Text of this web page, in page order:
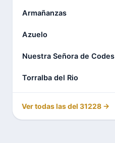
Armañanzas
Azuelo
Nuestra Señora de Codes
Torralba del Rio
Ver todas las del 31228 →